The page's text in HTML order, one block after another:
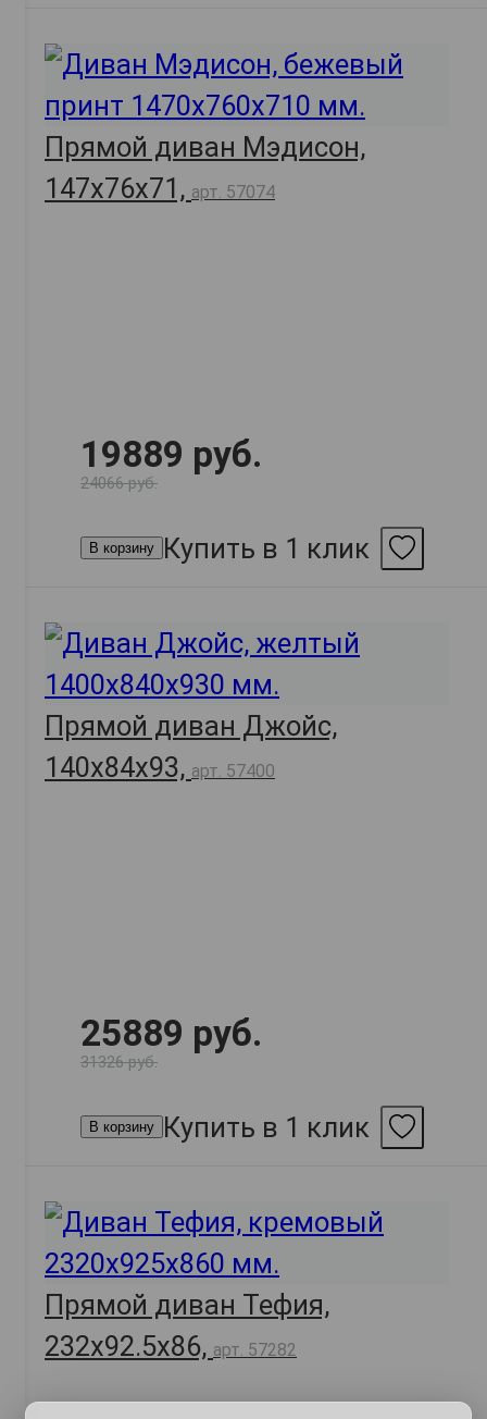
Прямой диван Мэдисон,
147х76х71, арт. 57074
19889 руб.
24066 руб.
В корзину Купить в 1 клик
Прямой диван Джойс,
140х84х93, арт. 57400
25889 руб.
31326 руб.
В корзину Купить в 1 клик
Прямой диван Тефия,
232х92.5х86, арт. 57282